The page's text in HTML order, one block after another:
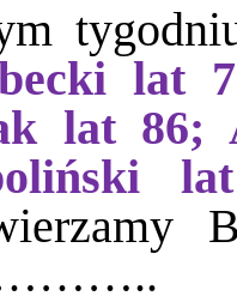
lat
lat 86;